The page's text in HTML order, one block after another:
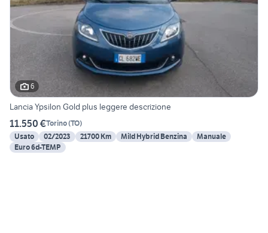
6
Lancia Ypsilon Gold plus leggere descrizione
11.550 €Torino(TO)
Usato
02/2023 21700 Km Mild Hybrid Benzina
Manuale
Euro 6d-TEMP